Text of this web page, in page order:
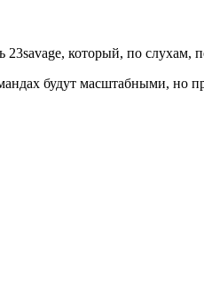
который, по
будут масштабными, но